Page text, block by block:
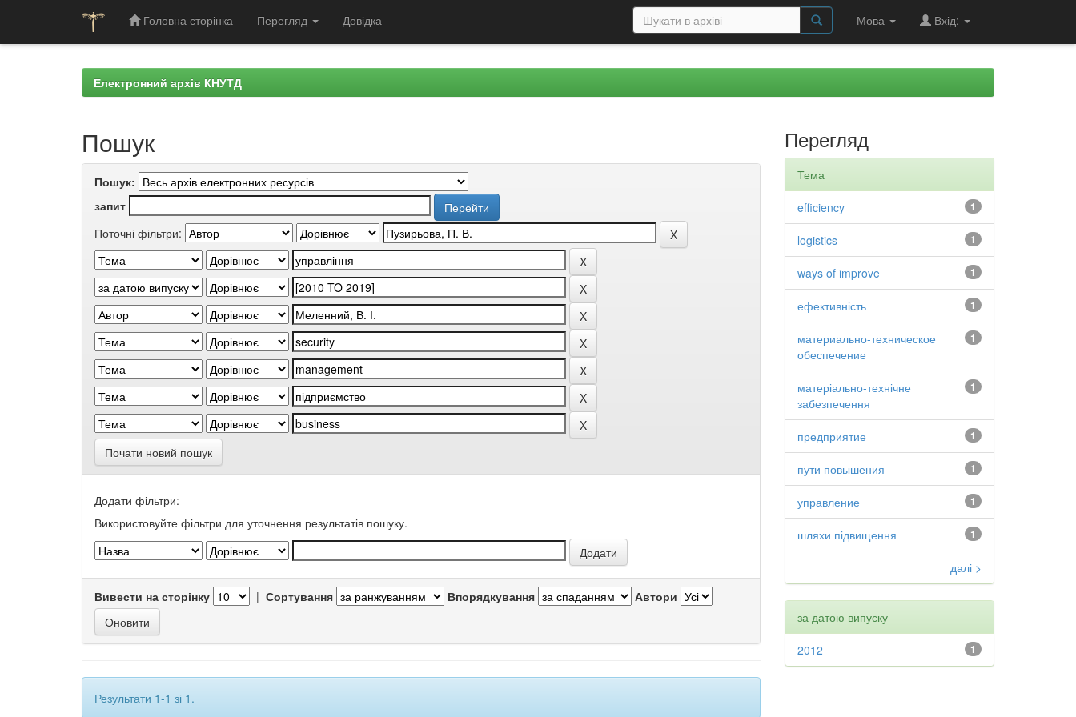
Головна сторінка Перегляд Довідка Мова Вхід:
Електронний архів КНУТД
Пошук
Пошук:
запит
Поточні фільтри:
Почати новий пошук
Додати фільтри:
Використовуйте фільтри для уточнення результатів пошуку.
Вивести на сторінку | Сортування Впорядкування Автори
Результати 1-1 зі 1.
Перегляд
Тема
1
efficiency
1
logistics
1
ways of improve
1
ефективність
1
материально-техническое
обеспечение
1
матеріально-технічне
забезпечення
1
предприятие
1
пути повышения
1
управление
1
шляхи підвищення
далі >
за датою випуску
1
2012